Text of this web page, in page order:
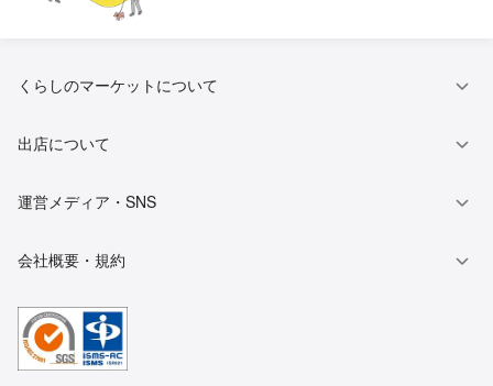
窓・サッシの掃除
抗菌（触媒）コーティング
ソファークリーニング
玄関タイルクリーニング
仏壇掃除・修理
くらしのマーケットについて
出店について
運営メディア・SNS
会社概要・規約